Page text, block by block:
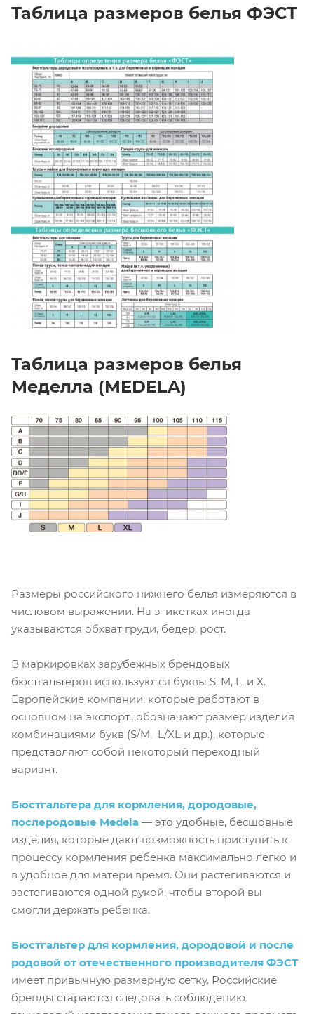
Таблица размеров белья ФЭСТ
Таблица размеров белья
Меделла (MEDELA)
Размеры российского нижнего белья измеряются в
числовом выражении. На этикетках иногда
указываются обхват груди, бедер, рост.
В маркировках зарубежных брендовых
бюстгальтеров используются буквы S, M, L, и X.
Европейские компании, которые работают в
основном на экспорт,, обозначают размер изделия
комбинациями букв (S/M, L/XL и др.), которые
представляют собой некоторый переходный
вариант.
Бюстгальтера для кормления, дородовые,
послеродовые Medela — это удобные, бесшовные
изделия, которые дают возможность приступить к
процессу кормления ребенка максимально легко и
в удобное для матери время. Они растегиваются и
застегиваются одной рукой, чтобы второй вы
смогли держать ребенка.
Бюстгальтер для кормления, дородовой и после
родовой от отечественного производителя ФЭСТ
имеет привычную размерную сетку. Российские
бренды стараются следовать соблюдению